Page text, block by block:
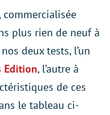
commercialisée
plus rien de neuf à
deux tests, l’un
Edition, l’autre à
de ces
le tableau ci-